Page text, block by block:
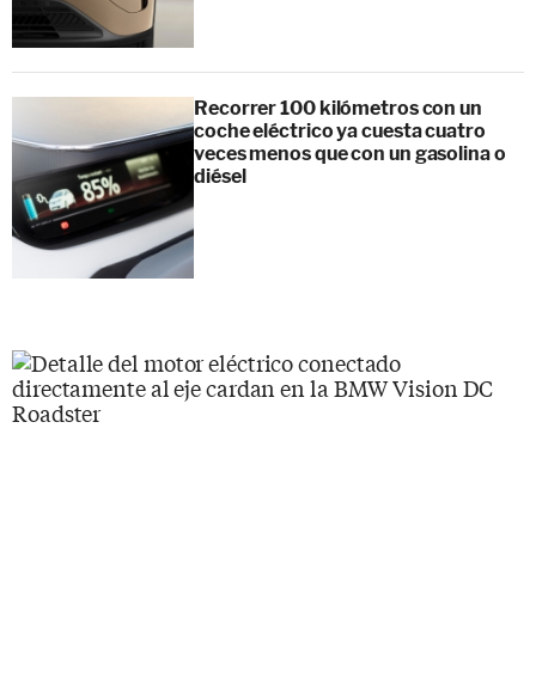
Recorrer 100 kilómetros con un
coche eléctrico ya cuesta cuatro
veces menos que con un gasolina o
diésel